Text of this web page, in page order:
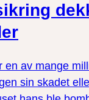
en av mange
sin skadet